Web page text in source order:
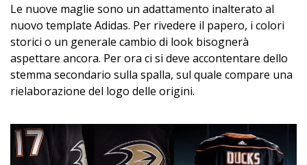
Le nuove maglie sono un adattamento inalterato al
nuovo template Adidas. Per rivedere il papero, i colori
storici o un generale cambio di look bisognerà
aspettare ancora. Per ora ci si deve accontentare dello
stemma secondario sulla spalla, sul quale compare una
rielaborazione del logo delle origini.